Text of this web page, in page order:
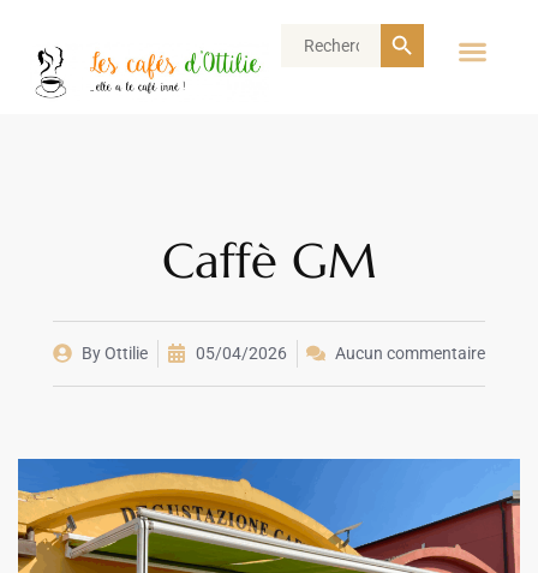
Search
Search Button
Caffè GM
ByOttilie 05/04/2026 Aucun commentaire